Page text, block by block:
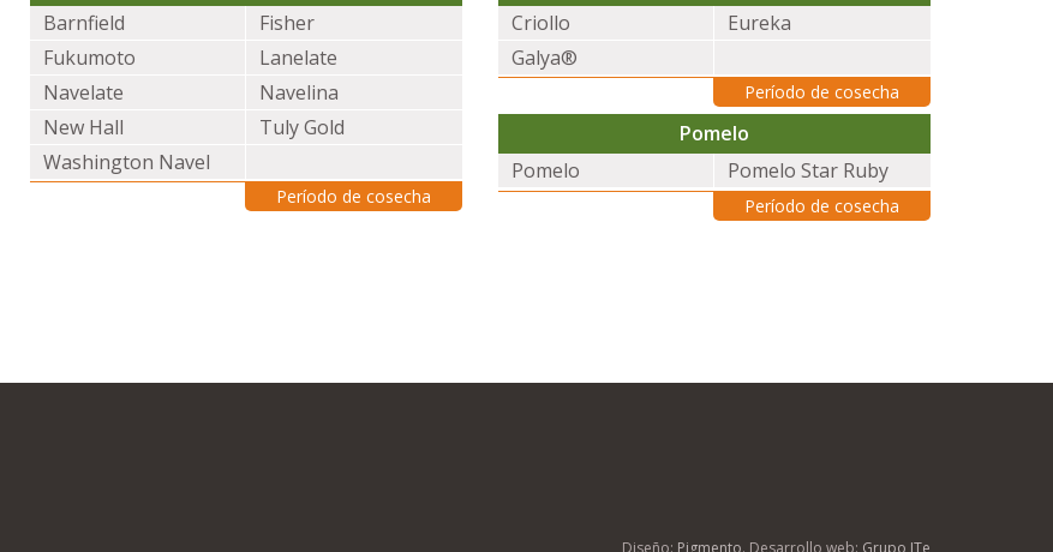
Barnfield
Fisher
Fukumoto
Lanelate
Navelate
Navelina
New Hall
Tuly Gold
Washington Navel
Período de cosecha
Criollo
Eureka
Galya®
Período de cosecha
Pomelo
Pomelo
Pomelo Star Ruby
Período de cosecha
Diseño: Pigmento. Desarrollo web: Grupo ITe